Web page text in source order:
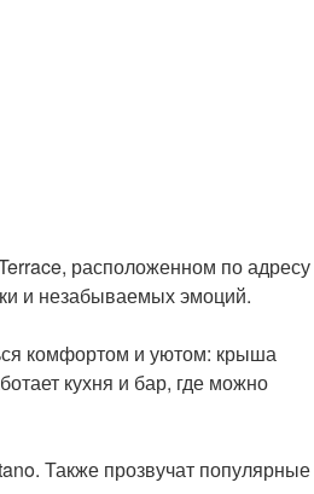
расположенном по адресу
и незабываемых эмоций.
комфортом и уютом: крыша
кухня и бар, где можно
Также прозвучат популярные